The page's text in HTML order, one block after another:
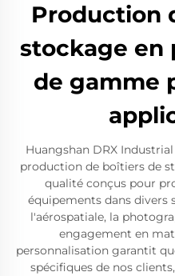
Production
stockage en
de gamme
Huangshan DRX
production de boîtiers de
qualité conçus pour
équipements dans divers
l'aérospatiale, la
engagement en
personnalisation garantit
spécifiques de nos